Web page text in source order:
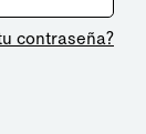
contraseña?